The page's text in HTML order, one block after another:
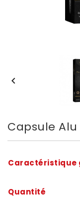

Capsule Alu
Caractéristique